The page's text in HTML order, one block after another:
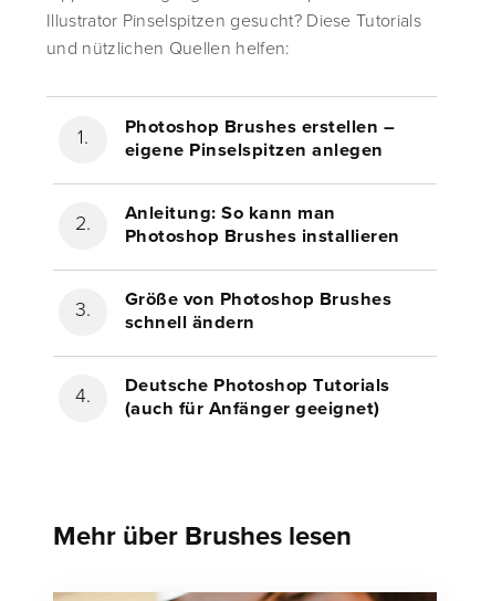
Illustrator Pinselspitzen gesucht? Diese Tutorials
und nützlichen Quellen helfen:
Photoshop Brushes erstellen –
eigene Pinselspitzen anlegen
Anleitung: So kann man
Photoshop Brushes installieren
Größe von Photoshop Brushes
schnell ändern
Deutsche Photoshop Tutorials
(auch für Anfänger geeignet)
Mehr über Brushes lesen